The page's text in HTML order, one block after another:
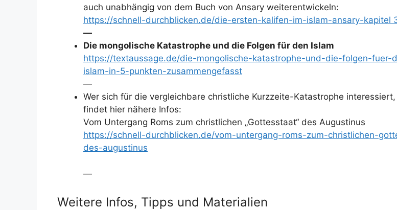
auch unabhängig von dem Buch von Ansary weiterentwickeln:
https://schnell-durchblicken.de/die-ersten-kalifen-im-islam-ansary-kapitel
—
Die mongolische Katastrophe und die Folgen für den Islam
https://textaussage.de/die-mongolische-katastrophe-und-die-folgen-fuer-
islam-in-5-punkten-zusammengefasst
—
Wer sich für die vergleichbare christliche Kurzzeite-Katastrophe
findet hier nähere Infos:
Vom Untergang Roms zum christlichen „Gottesstaat“ des Augustinus
https://schnell-durchblicken.de/vom-untergang-roms-zum-christlichen-
des-augustinus
—
Weitere Infos, Tipps und Materialien